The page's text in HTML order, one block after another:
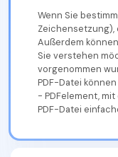
Wenn Sie
Zeichensetzung),
Außerdem
Sie verstehen
vorgenommen
PDF-Datei
- PDFelement,
PDF-Datei